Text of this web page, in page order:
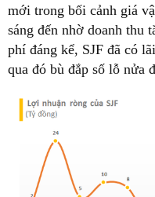
mới trong bối cảnh giá
sáng đến nhờ doanh thu
phí đáng kể, SJF đã có
qua đó bù đắp số lỗ nửa